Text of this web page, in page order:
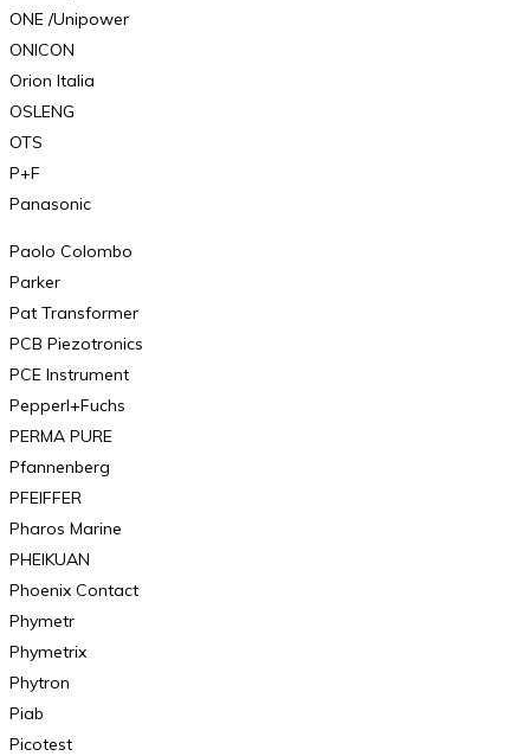
ONE /Unipower
ONICON
Orion Italia
OSLENG
OTS
P+F
Panasonic
Paolo Colombo
Parker
Pat Transformer
PCB Piezotronics
PCE Instrument
Pepperl+Fuchs
PERMA PURE
Pfannenberg
PFEIFFER
Pharos Marine
PHEIKUAN
Phoenix Contact
Phymetr
Phymetrix
Phytron
Piab
Picotest